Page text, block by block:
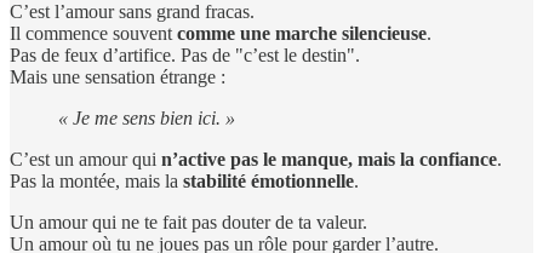
C’est l’amour sans grand fracas.
Il commence souventcomme une marche silencieuse.
Pas de feux d’artifice. Pas de "c’est le destin".
Mais une sensation étrange :
« Je me sens bien ici. »
C’est un amour qui n’active pas le manque, mais la confiance.
Pas la montée, mais la stabilité émotionnelle.
Un amour qui ne te fait pas douter de ta valeur.
Un amour où tu ne joues pas un rôle pour garder l’autre.